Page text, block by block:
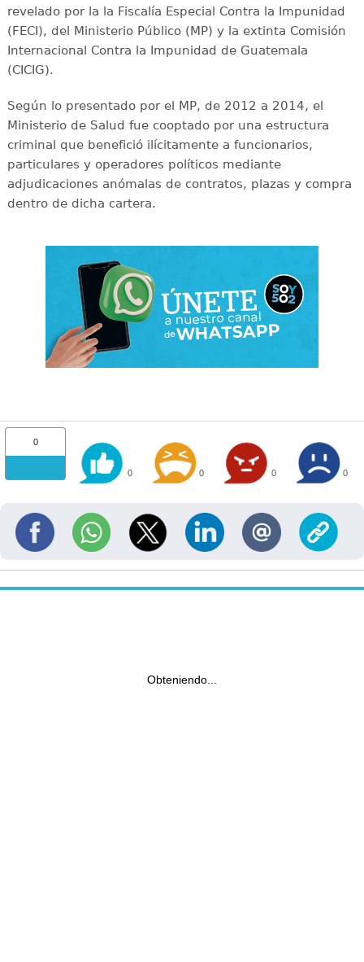
revelado por la la Fiscalía Especial Contra la Impunidad
(FECI), del Ministerio Público (MP) y la extinta Comisión
Internacional Contra la Impunidad de Guatemala
(CICIG).
Según lo presentado por el MP, de 2012 a 2014, el
Ministerio de Salud fue cooptado por una estructura
criminal que benefició ilícitamente a funcionarios,
particulares y operadores políticos mediante
adjudicaciones anómalas de contratos, plazas y compra
dentro de dicha cartera.
0
0 0 0 0
Obteniendo...